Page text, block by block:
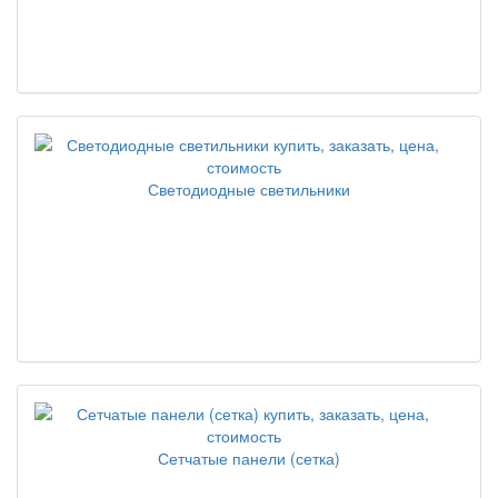
Светодиодные светильники
Сетчатые панели (сетка)